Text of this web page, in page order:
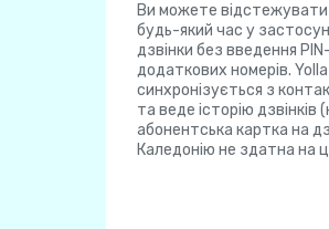
Ви можете відстежувати
будь-який час у
дзвінки без введення
додаткових номерів.
синхронізується з
та веде історію дзвінків
абонентська картка на
Каледонію не здатна на